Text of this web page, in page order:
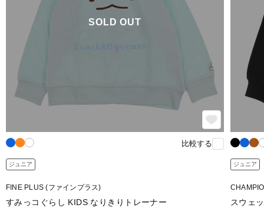
SOLD OUT
比較する
ジュニア
FINE PLUS (ファインプラス)
すみっコぐらし KIDS なりきりトレーナー
ジュニア
スウェ